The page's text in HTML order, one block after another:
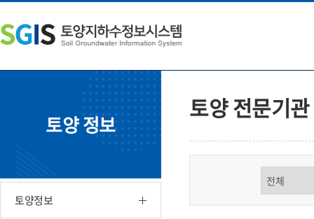
문
내
용
쪽
메
뉴
단
주
소
토양 정보
토양정보
토양 전문기관